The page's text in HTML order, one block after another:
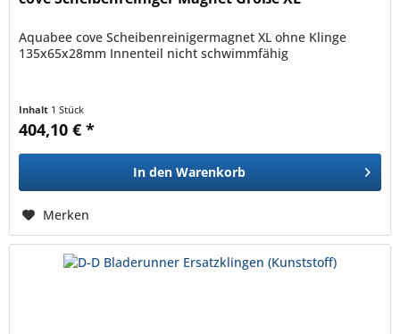
Aquabee cove Scheibenreinigermagnet XL ohne Klinge
135x65x28mm Innenteil nicht schwimmfähig
Inhalt 1 Stück
404,10 € *
In den Warenkorb
Merken